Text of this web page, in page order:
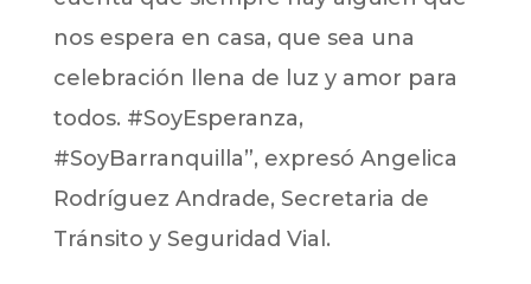
nos espera en casa, que sea una
celebración llena de luz y amor para
todos. #SoyEsperanza,
#SoyBarranquilla”, expresó Angelica
Rodríguez Andrade, Secretaria de
Tránsito y Seguridad Vial.